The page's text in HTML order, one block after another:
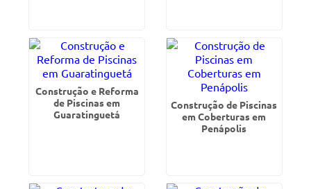
Construção e Reforma
de Piscinas em
Guaratinguetá
Construção de Piscinas
em Coberturas em
Penápolis